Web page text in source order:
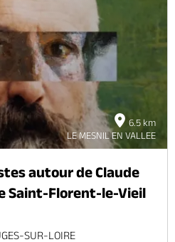
6.5 km
LE MESNIL EN VALLEE
autour de Claude
Saint-Florent-le-Vieil
SUR-LOIRE